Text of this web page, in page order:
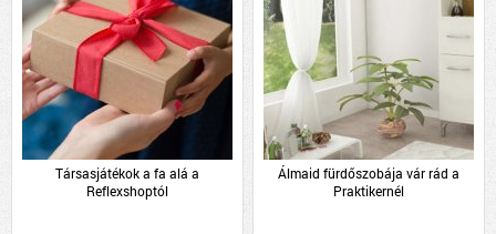
Társasjátékok a fa alá a
Reflexshoptól
Álmaid fürdőszobája vár rád a
Praktikernél